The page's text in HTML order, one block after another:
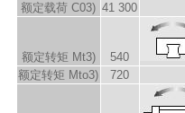
额定载荷 C03) 41 300
额定转矩 Mt3)
540
额定转矩 Mto3) 720